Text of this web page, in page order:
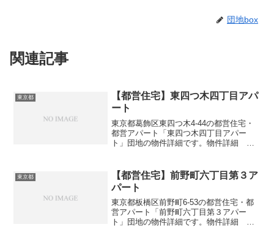
団地box
関連記事
東京都
【都営住宅】東四つ木四丁目アパ
ート
東京都葛飾区東四つ木4-44の都営住宅・
都営アパート「東四つ木四丁目アパー
ト」団地の物件詳細です。物件詳細 間
44間取り1DK-4DK広さ・面積38-77㎡建設
年度築...
東京都
【都営住宅】前野町六丁目第３ア
パート
東京都板橋区前野町6-53の都営住宅・都
営アパート「前野町六丁目第３アパー
ト」団地の物件詳細です。物件詳細 間